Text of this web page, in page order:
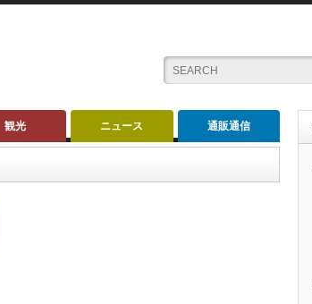
観光 ニュース 通販通信